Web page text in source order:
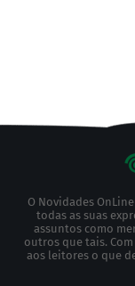
O Novidades
todas as suas
assuntos como
outros que tais.
aos leitores o que